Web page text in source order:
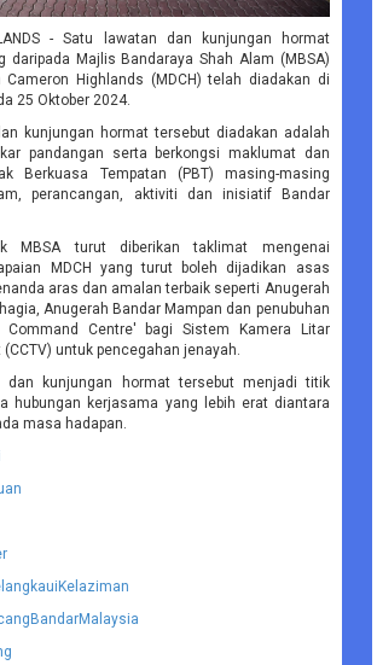
- Satu lawatan dan kunjungan hormat
daripada Majlis Bandaraya Shah Alam (MBSA)
Cameron Highlands (MDCH) telah diadakan di
25 Oktober 2024.
kunjungan hormat tersebut diadakan adalah
pandangan serta berkongsi maklumat dan
Berkuasa Tempatan (PBT) masing-masing
perancangan, aktiviti dan inisiatif Bandar
MBSA turut diberikan taklimat mengenai
MDCH yang turut boleh dijadikan asas
aras dan amalan terbaik seperti Anugerah
Anugerah Bandar Mampan dan penubuhan
Centre' bagi Sistem Kamera Litar
untuk pencegahan jenayah.
dan kunjungan hormat tersebut menjadi titik
hubungan kerjasama yang lebih erat diantara
masa hadapan.